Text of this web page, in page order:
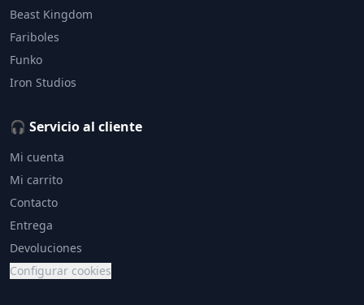
Beast Kingdom
Fariboles
Funko
Iron Studios
🎧 Servicio al cliente
Mi cuenta
Mi carrito
Contacto
Entrega
Devoluciones
Configurar cookies